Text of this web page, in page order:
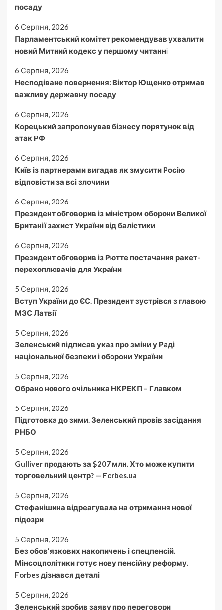
посаду
6 Серпня, 2026
Парламентський комітет рекомендував ухвалити
новий Митний кодекс у першому читанні
6 Серпня, 2026
Несподіване повернення: Віктор Ющенко отримав
важливу державну посаду
6 Серпня, 2026
Корецький запропонував бізнесу порятунок від
атак РФ
6 Серпня, 2026
Київ із партнерами вигадав як змусити Росію
відповісти за всі злочини
6 Серпня, 2026
Президент обговорив із міністром оборони Великої
Британії захист України від балістики
6 Серпня, 2026
Президент обговорив із Рютте постачання ракет-
перехоплювачів для України
5 Серпня, 2026
Вступ України до ЄС. Президент зустрівся з главою
МЗС Латвії
5 Серпня, 2026
Зеленський підписав указ про зміни у Раді
національної безпеки і оборони України
5 Серпня, 2026
Обрано нового очільника НКРЕКП – Главком
5 Серпня, 2026
Підготовка до зими. Зеленський провів засідання
РНБО
5 Серпня, 2026
Gulliver продають за $207 млн. Хто може купити
торговельний центр? — Forbes.ua
5 Серпня, 2026
Стефанішина відреагувала на отримання нової
підозри
5 Серпня, 2026
Без обовʼязкових накопичень і спецпенсій.
Мінсоцполітики готує нову пенсійну реформу.
Forbes дізнався деталі
5 Серпня, 2026
Зеленський зробив заяву про переговори